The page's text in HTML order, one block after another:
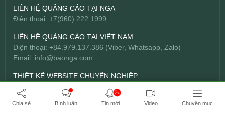
LIÊN HỆ QUẢNG CÁO TẠI NGA
Điện thoại: +7(960) 222 1999
LIÊN HỆ QUẢNG CÁO TẠI VIỆT NAM
Điện thoại: +84.979.137.386 (Viber, Whatsapp, Zalo)
Email: info@baonga.com
THIẾT KẾ WEBSITE CHUYÊN NGHIỆP
Công ty TNHH Đầu tư Bách Hợp -
Chia sẻ Bình luận
7+
Tin mới Video Chuyên mục